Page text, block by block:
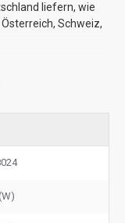
liefern, wie
Schweiz,